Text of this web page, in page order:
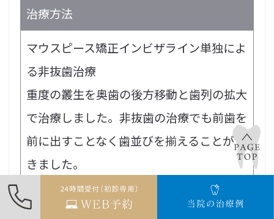
治療方法
マウスピース矯正インビザライン単独によ
る非抜歯治療
重度の叢生を奥歯の後方移動と歯列の拡大
で治療しました。非抜歯の治療でも前歯を
前に出すことなく歯並びを揃えることがで
きました。
治療期間